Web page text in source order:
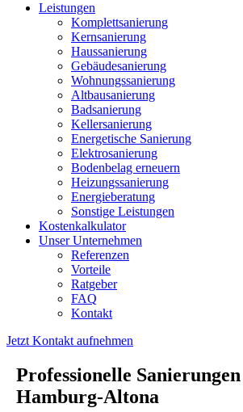
Leistungen
Komplettsanierung
Kernsanierung
Haussanierung
Gebäudesanierung
Wohnungssanierung
Altbausanierung
Badsanierung
Kellersanierung
Energetische Sanierung
Elektrosanierung
Bodenbelag erneuern
Heizungssanierung
Energieberatung
Sonstige Leistungen
Kostenkalkulator
Unser Unternehmen
Referenzen
Vorteile
Ratgeber
FAQ
Kontakt
Jetzt Kontakt aufnehmen
Professionelle
Hamburg-Altona